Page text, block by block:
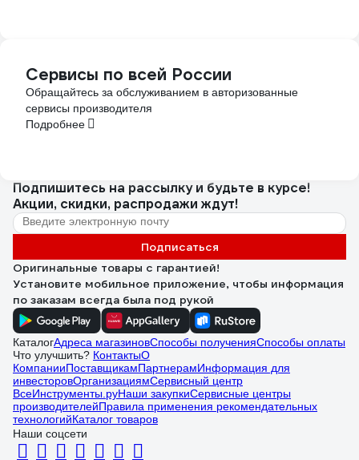
Сервисы по всей России
Обращайтесь за обслуживанием в авторизованные
сервисы производителя
Подробнее
Подпишитесь на рассылкуи будьте в курсе!
Акции, скидки, распродажи ждут!
Подписаться
Оригинальные товары с гарантией!
Установите мобильное приложение, чтобы информация
по заказам всегда была под рукой
КаталогАдреса магазиновСпособы полученияСпособы оплаты
Что улучшить? КонтактыО
КомпанииПоставщикамПартнерамИнформация для
инвесторовОрганизациямСервисный центр
ВсеИнструменты.руНаши закупкиСервисные центры
производителейПравила применения рекомендательных
технологийКаталог товаров
Наши соцсети